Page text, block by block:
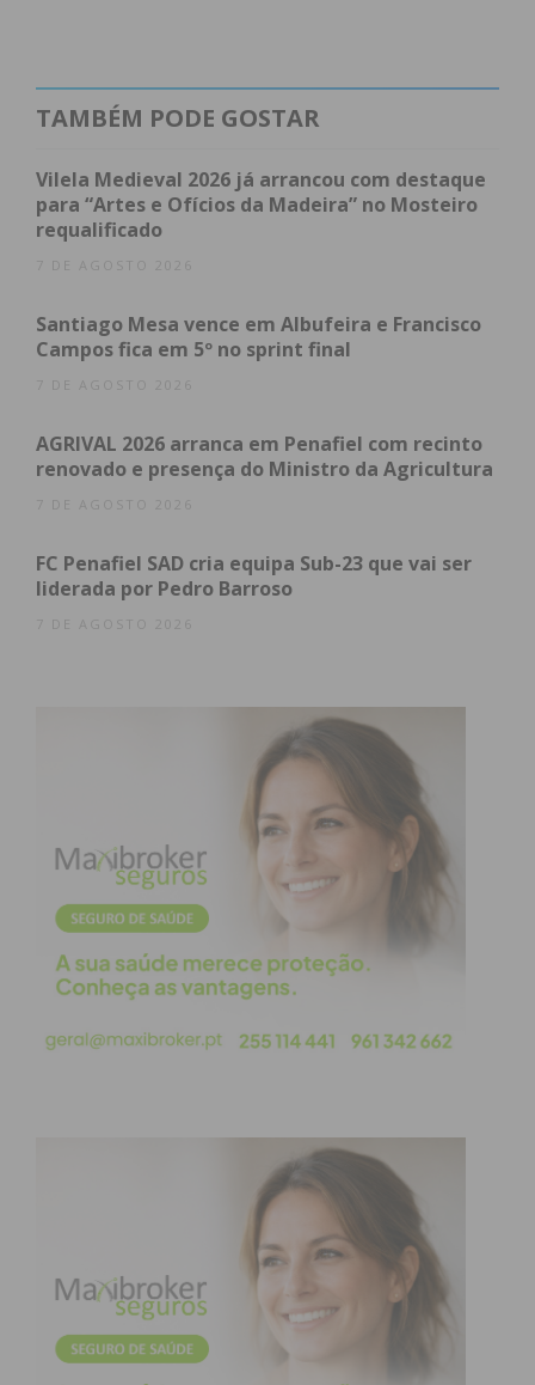
41m35s.
A edição deste ano contou com 396 participantes,
dos quais 20% eram mulheres. Foram atribuídos
prémios monetários aos vencedores, sendo que
Pedro Moreira e Estela Melo receberam 150 euros
Imediato
Assine nossa newsletter por e-mail e
atualizada.
Eu li e concordo com ostermos e
condições
TAMBÉM PODE GOSTAR
Vilela Medieval 2026 já arrancou com destaque
para “Artes e Ofícios da Madeira” no Mosteiro
requalificado
7 DE AGOSTO 2026
Santiago Mesa vence em Albufeira e Francisco
Campos fica em 5º no sprint final
7 DE AGOSTO 2026
AGRIVAL 2026 arranca em Penafiel com recinto
renovado e presença do Ministro da Agricultura
7 DE AGOSTO 2026
FC Penafiel SAD cria equipa Sub-23 que vai ser
liderada por Pedro Barroso
7 DE AGOSTO 2026